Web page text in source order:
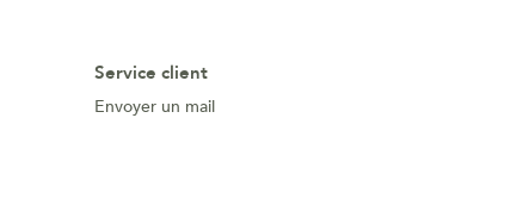
Service client
Envoyer un mail